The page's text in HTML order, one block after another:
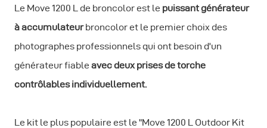
Le Move 1200 L de broncolor est le puissant générateur
à accumulateurbroncolor et le premier choix des
photographes professionnels qui ont besoin d'un
générateur fiable avec deux prises de torche
contrôlables individuellement.
Le kit le plus populaire est le "Move 1200 L Outdoor Kit